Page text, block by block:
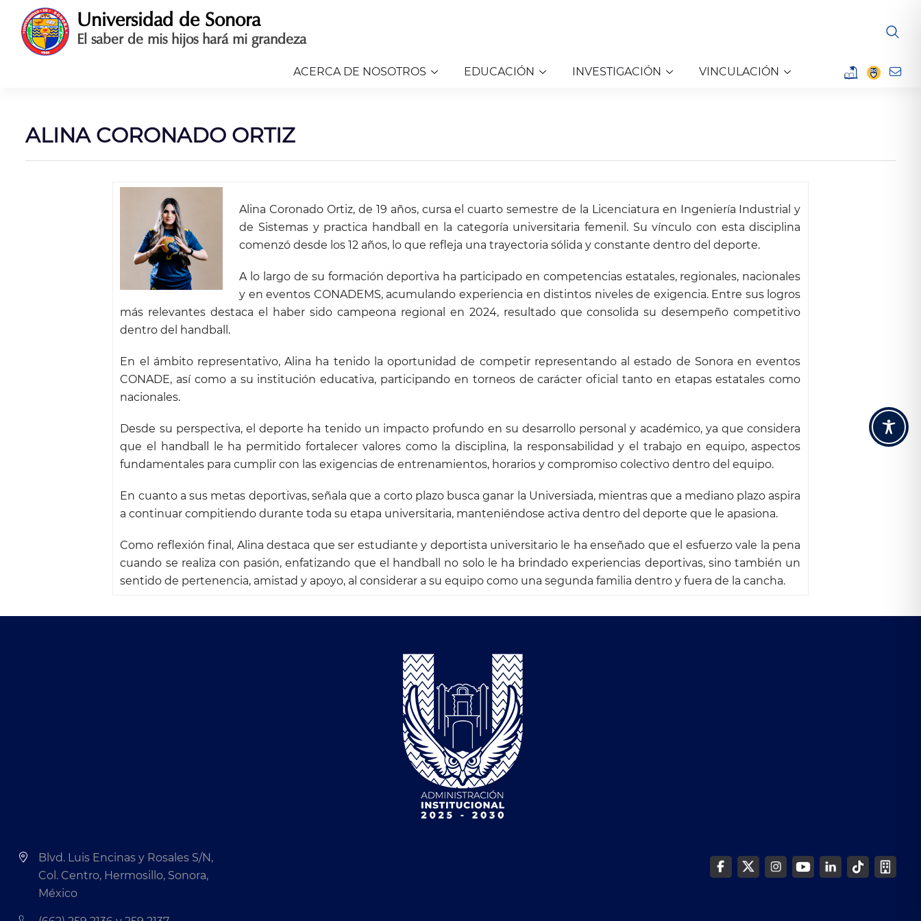
contenido
Universidad de Sonora
El saber de mis hijos hará mi grandeza
ACERCA DE NOSOTROS EDUCACIÓN INVESTIGACIÓN VINCULACIÓN
ALINA CORONADO ORTIZ
Alina Coronado Ortiz, de 19 años, cursa el cuarto semestre de la Licenciatura en Ingeniería Industrial y
de Sistemas y practica handball en la categoría universitaria femenil. Su vínculo con esta disciplina
comenzó desde los 12 años, lo que refleja una trayectoria sólida y constante dentro del deporte.
A lo largo de su formación deportiva ha participado en competencias estatales, regionales, nacionales
y en eventos CONADEMS, acumulando experiencia en distintos niveles de exigencia. Entre sus logros
más relevantes destaca el haber sido campeona regional en 2024, resultado que consolida su desempeño competitivo
dentro del handball.
En el ámbito representativo, Alina ha tenido la oportunidad de competir representando al estado de Sonora en eventos
CONADE, así como a su institución educativa, participando en torneos de carácter oficial tanto en etapas estatales como
nacionales.
Desde su perspectiva, el deporte ha tenido un impacto profundo en su desarrollo personal y académico, ya que considera
que el handball le ha permitido fortalecer valores como la disciplina, la responsabilidad y el trabajo en equipo, aspectos
fundamentales para cumplir con las exigencias de entrenamientos, horarios y compromiso colectivo dentro del equipo.
En cuanto a sus metas deportivas, señala que a corto plazo busca ganar la Universiada, mientras que a mediano plazo aspira
a continuar compitiendo durante toda su etapa universitaria, manteniéndose activa dentro del deporte que le apasiona.
Como reflexión final, Alina destaca que ser estudiante y deportista universitario le ha enseñado que el esfuerzo vale la pena
cuando se realiza con pasión, enfatizando que el handball no solo le ha brindado experiencias deportivas, sino también un
sentido de pertenencia, amistad y apoyo, al considerar a su equipo como una segunda familia dentro y fuera de la cancha.
Blvd. Luis Encinas y Rosales S/N,
Col. Centro, Hermosillo, Sonora,
México